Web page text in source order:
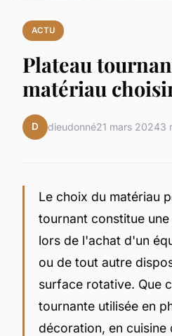
ACTU
Plateau
matériau
D dieudonné21 mars 20243
Le choix du matériau
tournant constitue
lors de l'achat d'un
ou de tout autre
surface rotative. Que
tournante utilisée en
décoration, en cuisine